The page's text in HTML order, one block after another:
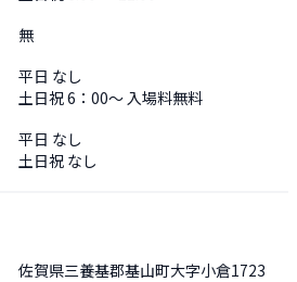
無
平日 なし
土日祝6：00～ 入場料無料
平日 なし
土日祝 なし
佐賀県三養基郡基山町大字小倉1723